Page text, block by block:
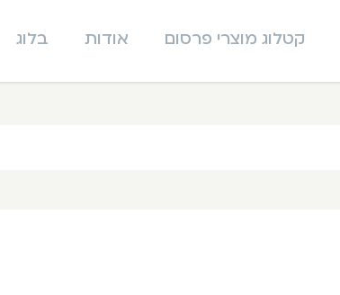
קטלוג מוצרי פרסום אודות בלוג